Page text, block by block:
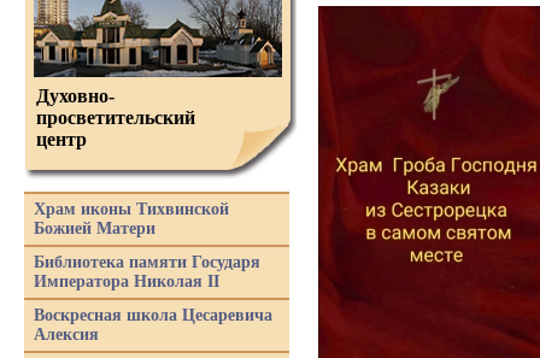
Духовно-
просветительский
центр
Храм иконы Тихвинской
Божией Матери
Библиотека памяти Государя
Императора Николая II
Воскресная школа Цесаревича
Алексия